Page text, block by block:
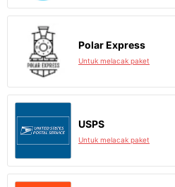
Polar Express
Untuk melacak paket
USPS
Untuk melacak paket